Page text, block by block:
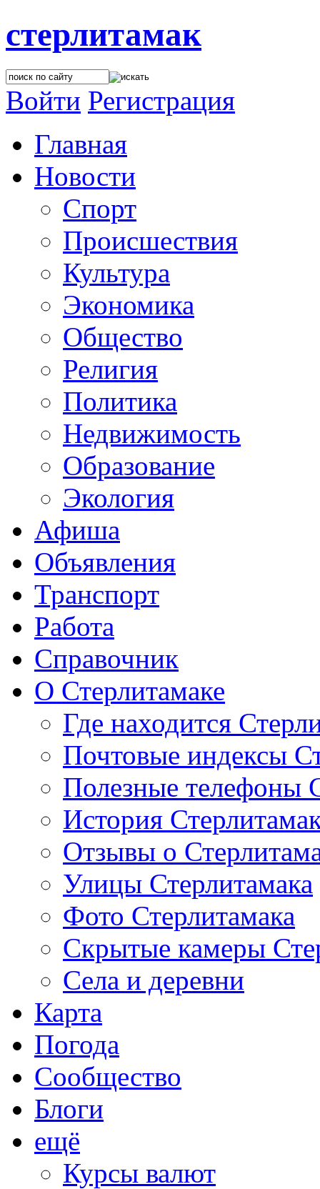
стерлитамак
Войти Регистрация
Главная
Новости
Спорт
Происшествия
Культура
Экономика
Общество
Религия
Политика
Недвижимость
Образование
Экология
Афиша
Объявления
Транспорт
Работа
Справочник
О Стерлитамаке
Где находится
Почтовые индексы
Полезные телефоны
История
Отзывы о
Улицы Стерлитамака
Фото Стерлитамака
Скрытые камеры
Села и деревни
Карта
Погода
Сообщество
Блоги
ещё
Курсы валют